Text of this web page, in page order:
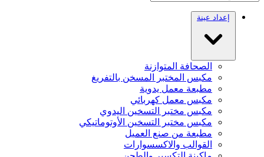
إعداد عينة
الصحافة المتوازنة
مكبس المختبر المسخن بالتفريغ
مطبعة معمل يدوية
مكبس معمل كهربائي
مكبس مختبر التسخين اليدوي
مكبس مختبر التسخين الأوتوماتيكي
مطبعة من صنع العميل
القوالب والاكسسوارات